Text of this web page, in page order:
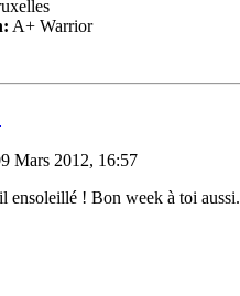
A+ Warrior
Mars 2012, 16:57
ensoleillé ! Bon week à toi aussi.